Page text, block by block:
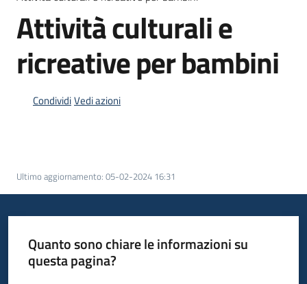
Argomenti
famiglie
locali
Attività culturali e
ricreative per bambini
CondividiVedi azioni
Ultimo aggiornamento: 05-02-2024 16:31
Quanto sono chiare le informazioni su
questa pagina?